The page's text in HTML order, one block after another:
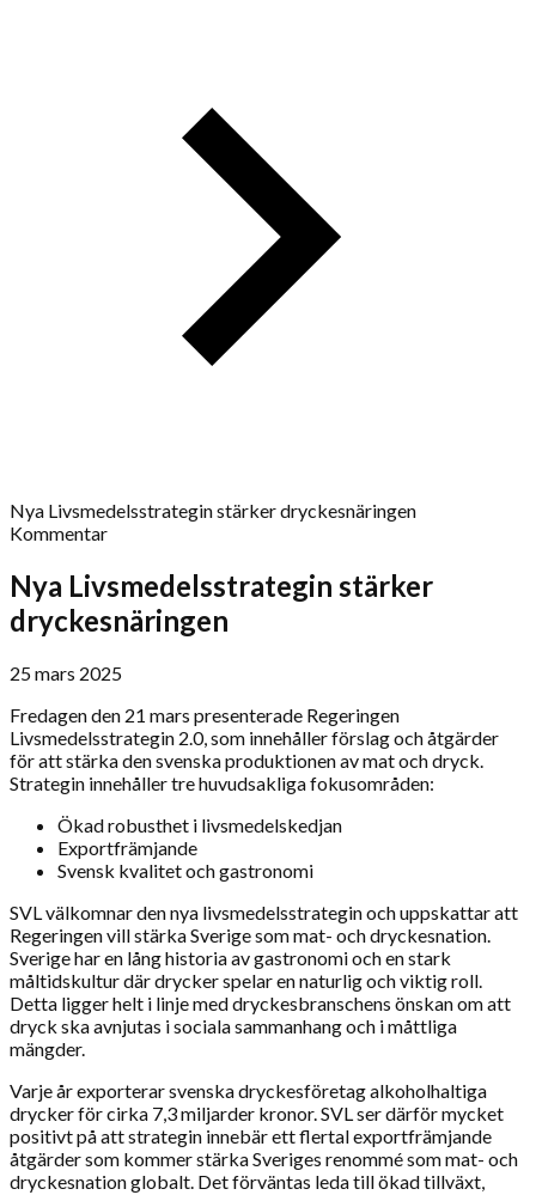
Nya Livsmedelsstrategin stärker dryckesnäringen
Kommentar
Nya Livsmedelsstrategin stärker
dryckesnäringen
25 mars 2025
Fredagen den 21 mars presenterade Regeringen
Livsmedelsstrategin 2.0, som innehåller förslag och åtgärder
för att stärka den svenska produktionen av mat och dryck.
Strategin innehåller tre huvudsakliga fokusområden:
Ökad robusthet i livsmedelskedjan
Exportfrämjande
Svensk kvalitet och gastronomi
SVL välkomnar den nya livsmedelsstrategin och uppskattar att
Regeringen vill stärka Sverige som mat- och dryckesnation.
Sverige har en lång historia av gastronomi och en stark
måltidskultur där drycker spelar en naturlig och viktig roll.
Detta ligger helt i linje med dryckesbranschens önskan om att
dryck ska avnjutas i sociala sammanhang och i måttliga
mängder.
Varje år exporterar svenska dryckesföretag alkoholhaltiga
drycker för cirka 7,3 miljarder kronor. SVL ser därför mycket
positivt på att strategin innebär ett flertal exportfrämjande
åtgärder som kommer stärka Sveriges renommé som mat- och
dryckesnation globalt. Det förväntas leda till ökad tillväxt,